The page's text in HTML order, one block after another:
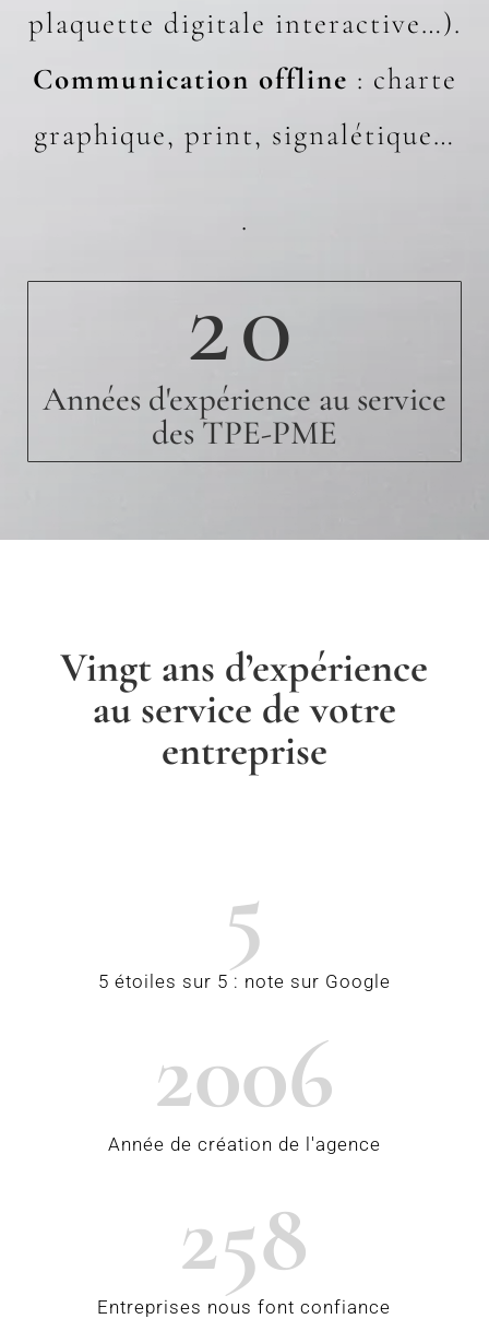
plaquette digitale interactive…).
Communication offline : charte
graphique, print, signalétique…
.
20
Années d'expérience au service
des TPE-PME
Vingt ans d’expérience
au service de votre
entreprise
5
5 étoiles sur 5 : note sur Google
2006
Année de création de l'agence
258
Entreprises nous font confiance